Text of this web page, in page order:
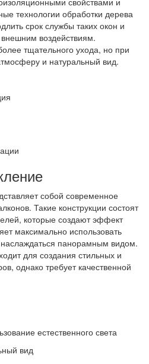
технологии обработки дерева
срок службы таких окон и
внешним воздействиям.
тщательного ухода, но при
и натуральный вид.
собой современное
Такие конструкции состоят
которые создают эффект
максимально использовать
панорамным видом.
для создания стильных и
однако требует качественной
естественного света
вид